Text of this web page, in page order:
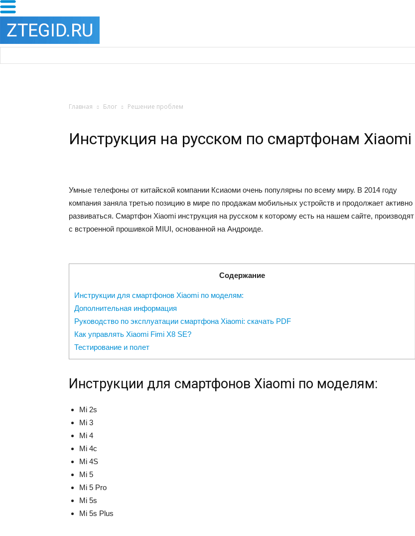
Главная Блог Решение проблем
Инструкция на русском по смартфонам Xiaomi
Умные телефоны от китайской компании Ксиаоми очень популярны по всему миру. В 2014 году
компания заняла третью позицию в мире по продажам мобильных устройств и продолжает активно
развиваться. Смартфон Xiaomi инструкция на русском к которому есть на нашем сайте, производят
с встроенной прошивкой MIUI, основанной на Андроиде.
Содержание
Инструкции для смартфонов Xiaomi по моделям:
Дополнительная информация
Руководство по эксплуатации смартфона Xiaomi: скачать PDF
Как управлять Xiaomi Fimi X8 SE?
Тестирование и полет
Инструкции для смартфонов Xiaomi по моделям:
Mi 2s
Mi 3
Mi 4
Mi 4c
Mi 4S
Mi 5
Mi 5 Pro
Mi 5s
Mi 5s Plus